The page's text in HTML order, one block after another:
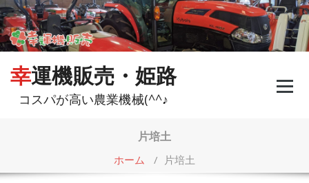
コ
ン
テ
ン
幸運機販売・姫路
コスパが高い農業機械(^^♪
片培土
ホーム / 片培土